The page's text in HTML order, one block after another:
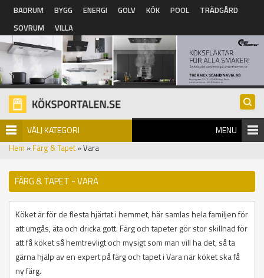
Hoppa till huvudinnehåll
BADRUM BYGG ENERGI GOLV KÖK POOL
TRÄDGÅRD
SOVRUM
VILLA
VÄLJ KATEGORI MENU
Hem » Färg & Tapet» Vara
FÄRG & TAPET - VARA
Köket är för de flesta hjärtat i hemmet, här samlas hela familjen för
att umgås, äta och dricka gott. Färg och tapeter gör stor skillnad för
att få köket så hemtrevligt och mysigt som man vill ha det, så ta
gärna hjälp av en expert på färg och tapet i Vara när köket ska få
ny färg.